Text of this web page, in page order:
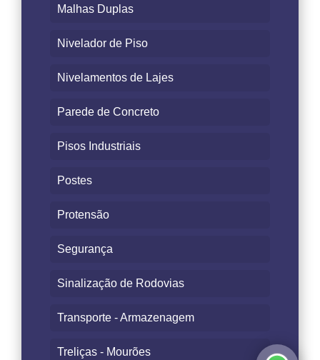
Malhas Duplas
Nivelador de Piso
Nivelamentos de Lajes
Parede de Concreto
Pisos Industriais
Postes
Protensão
Segurança
Sinalização de Rodovias
Transporte - Armazenagem
Treliças - Mourões